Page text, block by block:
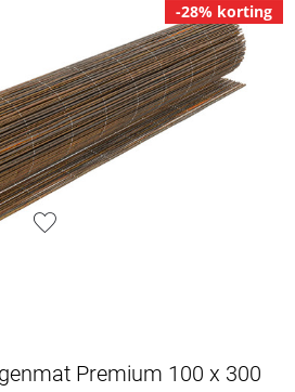
-28% korting
Premium 100 x 300